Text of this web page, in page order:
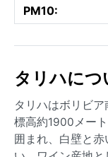
PM10:
タリハにつ
タリハはボリビ
標高約1900メー
囲まれ、白壁と